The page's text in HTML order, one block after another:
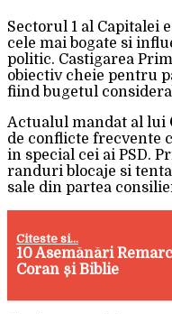
Sectorul 1 al Capitalei
cele mai bogate si
politic. Castigarea
obiectiv cheie pentru
fiind bugetul
Actualul mandat al lui
de conflicte frecvente
in special cei ai PSD.
randuri blocaje si
sale din partea
Citeste si...
10 Asemănări
Coran și Biblie